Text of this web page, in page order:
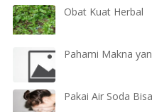
Obat Kuat Herbal
Pahami Makna
Pakai Air Soda